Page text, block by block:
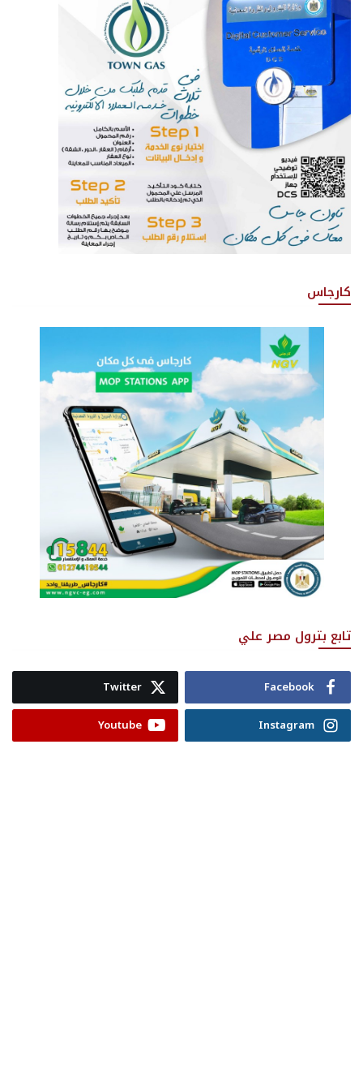
كارجاس
تابع بترول مصر علي
Facebook
Twitter
Instagram
Youtube